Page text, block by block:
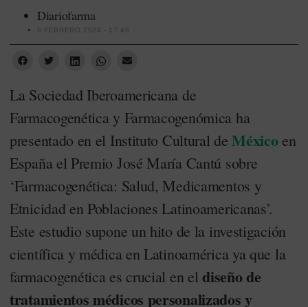
Diariofarma
8 FEBRERO 2024 - 17:46
La Sociedad Iberoamericana de
Farmacogenética y Farmacogenómica ha
presentado en el Instituto Cultural deMéxicoen
España el Premio José María Cantú sobre
‘Farmacogenética: Salud, Medicamentos y
Etnicidad en Poblaciones Latinoamericanas’.
Este estudio supone un hito de la investigación
científica y médica en Latinoamérica ya que la
farmacogenética es crucial en eldiseño de
tratamientos médicos personalizados y